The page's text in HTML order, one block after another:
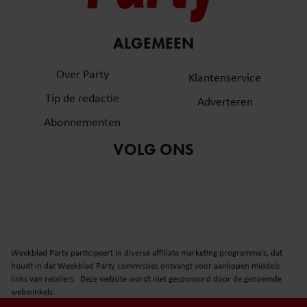
en om ons websiteverkeer te analyseren. Ook delen we
informatie over uw gebruik van onze site met onze
partners voor social media, adverteren en analyse. Deze
informatie die u aan ze heeft verstrekt of die ze hebben
gaat akkoord met onze cookies als u onze website blijft
gebruiken.
ALGEMEEN
Over Party
Tip de redactie
Abonnementen
Klantenservice
Adverteren
VOLG ONS
Weekblad Party participeert in diverse affiliate marketing programma’s, dat
houdt in dat Weekblad Party commissies ontvangt voor aankopen middels
links van retailers. Deze website wordt niet gesponsord door de genoemde
webwinkels.